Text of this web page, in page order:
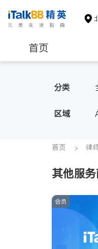
首页
分类
区域
首页 律
其他服
会员